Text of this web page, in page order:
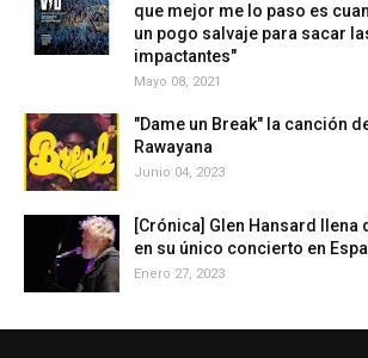
que mejor me lo paso es
un pogo salvaje para sacar
impactantes"
Mayo 08, 2021
"Dame un Break" la canción
Rawayana
Junio 04, 2023
[Crónica] Glen Hansard llena
en su único concierto en
Enero 27, 2023